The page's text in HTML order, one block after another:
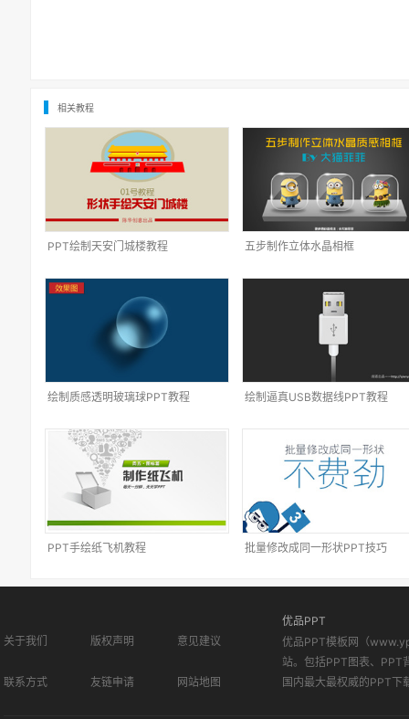
相关教程
PPT绘制天安门城楼教程 五步制作立体水晶相框
绘制质感透明玻璃球PPT教程 绘制逼真USB数据线PPT教程
PPT手绘纸飞机教程 批量修改成同一形状PPT技巧
关于我们 版权声明 意见建议
联系方式 友链申请 网站地图
优品PPT
优品PPT模板网（
站。包括PPT图表、PPT
国内最大最权威的PPT下